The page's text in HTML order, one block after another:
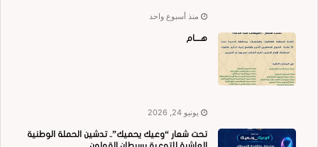
منذ أسبوع واحد
هــــام
يونيو 24, 2026
تحت شعار “وعيك يحميك”.. تدشين الحملة الوطنية